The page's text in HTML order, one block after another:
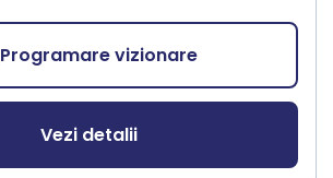
Programare vizionare
Vezi detalii